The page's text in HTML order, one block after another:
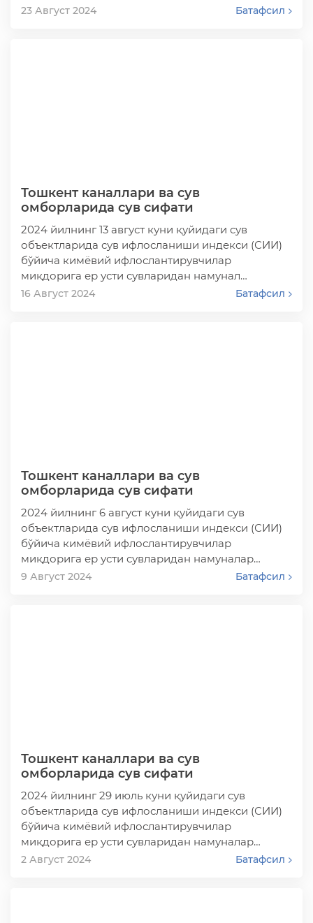
23 Август 2024 Батафсил
Тошкент каналлари ва сув
омборларида сув сифати
2024 йилнинг 13 август куни қуйидаги сув
объектларида сув ифлосланиши индекси (СИИ)
бўйича кимёвий ифлослантирувчилар
миқдорига ер усти сувларидан намунал…
16 Август 2024 Батафсил
Тошкент каналлари ва сув
омборларида сув сифати
2024 йилнинг 6 август куни қуйидаги сув
объектларида сув ифлосланиши индекси (СИИ)
бўйича кимёвий ифлослантирувчилар
миқдорига ер усти сувларидан намуналар
олинди:
9 Август 2024 Батафсил
Тошкент каналлари ва сув
омборларида сув сифати
2024 йилнинг 29 июль куни қуйидаги сув
объектларида сув ифлосланиши индекси (СИИ)
бўйича кимёвий ифлослантирувчилар
миқдорига ер усти сувларидан намуналар
олинди:
2 Август 2024 Батафсил